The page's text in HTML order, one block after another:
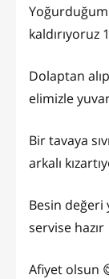
Dolaptan
elimizle
Bir tavaya
arkalı
Besin değeri
servise hazır
Afiyet olsun